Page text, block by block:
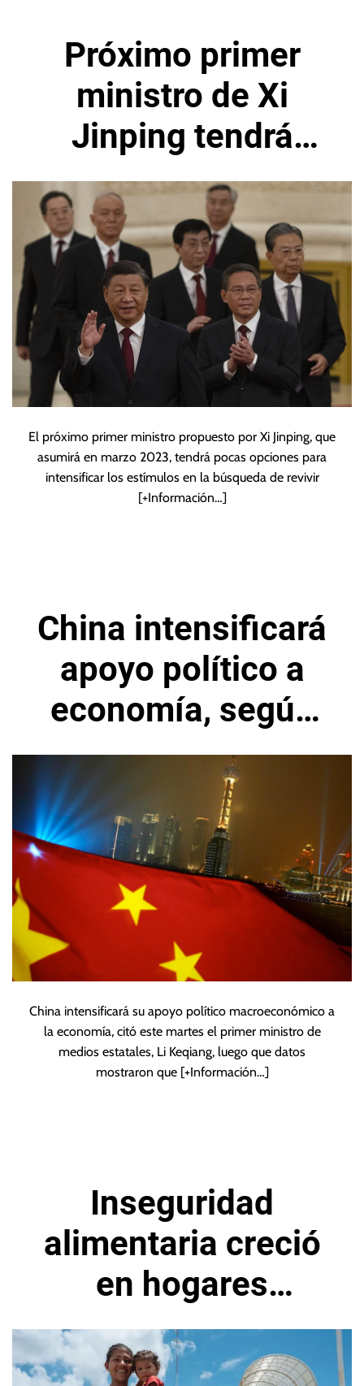
Próximo primer
ministro de Xi
Jinping tendrá
difícil tarea para
reactivar economía
china
El próximo primer ministro propuesto por Xi Jinping, que
asumirá en marzo 2023, tendrá pocas opciones para
intensificar los estímulos en la búsqueda de revivir
[+Información…]
China intensificará
apoyo político a
economía, según
primer ministro Li
Keqiang
China intensificará su apoyo político macroeconómico a
la economía, citó este martes el primer ministro de
medios estatales, Li Keqiang, luego que datos
mostraron que [+Información…]
Inseguridad
alimentaria creció
en hogares
ecuatorianos,
según Unicef